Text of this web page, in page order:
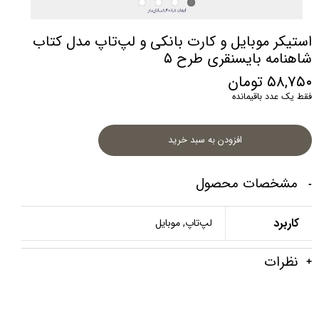
استیکر موبایل و کارت بانکی و لپ‌تاپ مدل کتاب
شاهنامه بایسنقری طرح ۵
۵۸,۷۵۰ تومان
فقط یک عدد باقیمانده
افزودن به سبد خرید
مشخصات محصول
کاربرد لپ‌تاپ, موبایل
نظرات